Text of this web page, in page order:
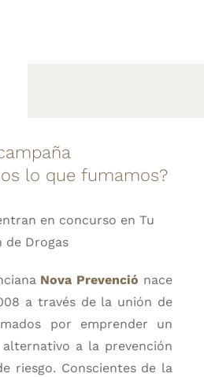
lo que fumamos?
en concurso en Tu
de Drogas
Nova Prevenció nace
a través de la unión de
por emprender un
a la prevención
riesgo. Conscientes de la